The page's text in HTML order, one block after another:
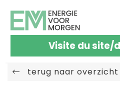
Visite du site/
terug naar overzicht